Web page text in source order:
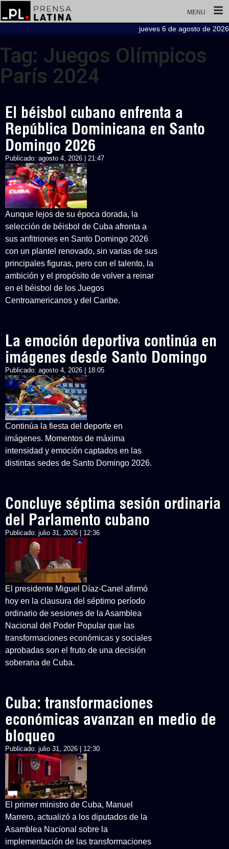
MENU
jueves 6 de agosto de 2026
Tag: Juegos Olímpicos
París 2024
El béisbol cubano enfrenta a
República Dominicana en Santo
Domingo 2026
Publicado: agosto 4, 2026 | 21:47
Aunque lejos de su época dorada, la
selección de béisbol de Cuba afronta a
sus anfitriones en Santo Domingo 2026
con un plantel renovado, sin varias de sus
principales figuras, pero con el talento, la
ambición y el propósito de volver a reinar
en el béisbol de los Juegos
Centroamericanos y del Caribe.
La emoción deportiva continúa en
imágenes desde Santo Domingo
Publicado: agosto 4, 2026 | 18:05
Continúa la fiesta del deporte en
imágenes. Momentos de máxima
intensidad y emoción captados en las
distintas sedes de Santo Domingo 2026.
Concluye séptima sesión ordinaria
del Parlamento cubano
Publicado: julio 31, 2026 | 12:36
El presidente Miguel Díaz-Canel afirmó
hoy en la clausura del séptimo período
ordinario de sesiones de la Asamblea
Nacional del Poder Popular que las
transformaciones económicas y sociales
aprobadas son el fruto de una decisión
soberana de Cuba.
Cuba: transformaciones
económicas avanzan en medio de
bloqueo
Publicado: julio 31, 2026 | 12:30
El primer ministro de Cuba, Manuel
Marrero, actualizó a los diputados de la
Asamblea Nacional sobre la
implementación de las transformaciones